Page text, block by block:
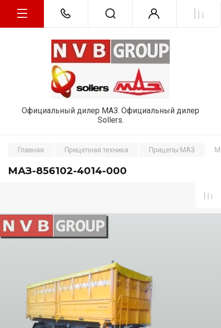
Официальный дилер МАЗ. Официальный дилер
Sollers.
Главная Прицепная техника Прицепы МАЗ
МАЗ-856102-4014-000